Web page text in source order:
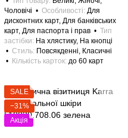
Чоловічі
Особливості Для
дисконтних карт, Для банківських
карт, Для паспорта і прав
Тип
застібки
На хлястику, На кнопці
Стиль Повсякденні, Класичні
Кількість карток до 60 карт
SALE
−31%
Акція